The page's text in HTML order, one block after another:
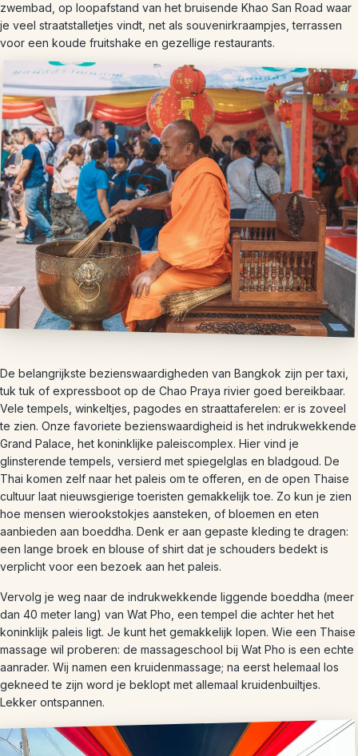
zwembad, op loopafstand van het bruisende Khao San Road waar
je veel straatstalletjes vindt, net als souvenirkraampjes, terrassen
voor een koude fruitshake en gezellige restaurants.
De belangrijkste bezienswaardigheden van Bangkok zijn per taxi,
tuk tuk of expressboot op de Chao Praya rivier goed bereikbaar.
Vele tempels, winkeltjes, pagodes en straattaferelen: er is zoveel
te zien. Onze favoriete bezienswaardigheid is het indrukwekkende
Grand Palace, het koninklijke paleiscomplex. Hier vind je
glinsterende tempels, versierd met spiegelglas en bladgoud. De
Thai komen zelf naar het paleis om te offeren, en de open Thaise
cultuur laat nieuwsgierige toeristen gemakkelijk toe. Zo kun je zien
hoe mensen wierookstokjes aansteken, of bloemen en eten
aanbieden aan boeddha. Denk er aan gepaste kleding te dragen:
een lange broek en blouse of shirt dat je schouders bedekt is
verplicht voor een bezoek aan het paleis.
Vervolg je weg naar de indrukwekkende liggende boeddha (meer
dan 40 meter lang) van Wat Pho, een tempel die achter het het
koninklijk paleis ligt. Je kunt het gemakkelijk lopen. Wie een Thaise
massage wil proberen: de massageschool bij Wat Pho is een echte
aanrader. Wij namen een kruidenmassage; na eerst helemaal los
gekneed te zijn word je beklopt met allemaal kruidenbuiltjes.
Lekker ontspannen.